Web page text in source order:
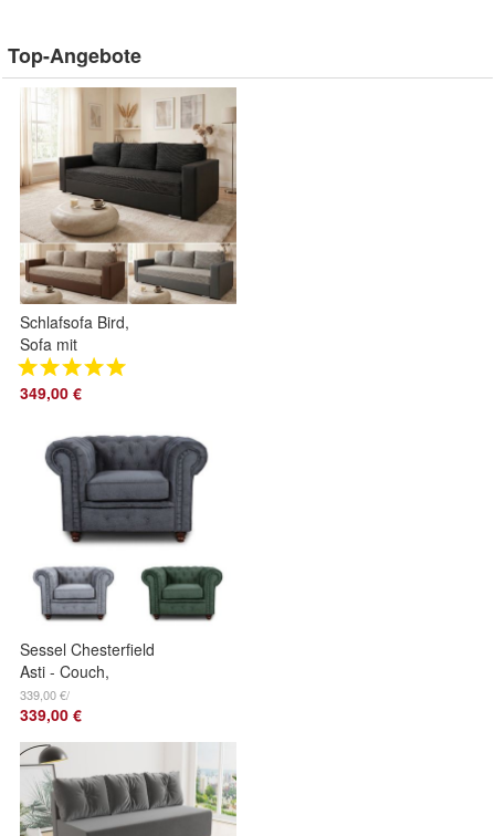
Top-Angebote
Schlafsofa Bird,
Sofa mit
Schlaffunktion und
Bettkasten,
Schlafcouch, Bett
349,00 €
Sessel Chesterfield
Asti - Couch,
Couchgarnitur,
Couchsessel,
Loungesessel, Stühl
339,00 €/
339,00 €